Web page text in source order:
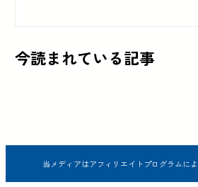
今読まれている記事
当メディアはアフィリエイトプログラムに